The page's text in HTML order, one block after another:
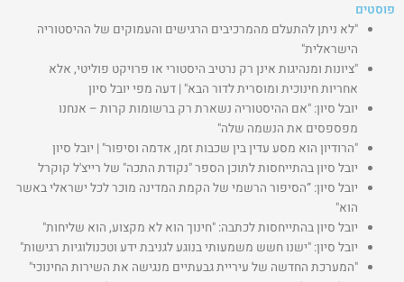
פוסטים
"לא ניתן להתעלם מהמרכיבים הרגישים והעמוקים של ההיסטוריה
הישראלית"
"ציונות ומנהיגות אינן רק נרטיב היסטורי או פרויקט פוליטי, אלא
אחריות חינוכית ומוסרית לדור הבא" | דעה מפי יובל סיון
יובל סיון: "אם ההיסטוריה נשארת רק ברשומות קרות – אנחנו
מפספסים את הנשמה שלה"
"הרודיון הוא מסע עדין בין שכבות זמן, אדמה וסיפור" | יובל סיון
יובל סיון בהתייחסות לתוכן הספר "נקודת התכה" של רייצ'ל קוקרל
יובל סיון: “הסיפור הרשמי של הקמת המדינה מוכר לכל ישראלי באשר
הוא"
יובל סיון בהתייחסות לכתבה: "חינוך הוא לא מקצוע, הוא שליחות"
יובל סיון: "ישנו חשש משמעותי בנוגע לגניבת ידע וטכנולוגיות רגישות"
"המערכת החדשה של עיריית גבעתיים מנגישה את השירות החינוכי"